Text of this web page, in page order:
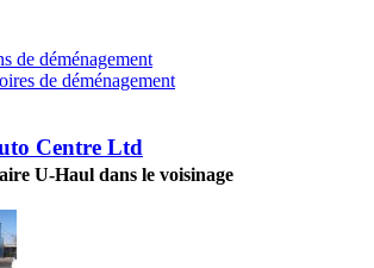
de déménagement
de déménagement
Centre Ltd
U-Haul dans le voisinage